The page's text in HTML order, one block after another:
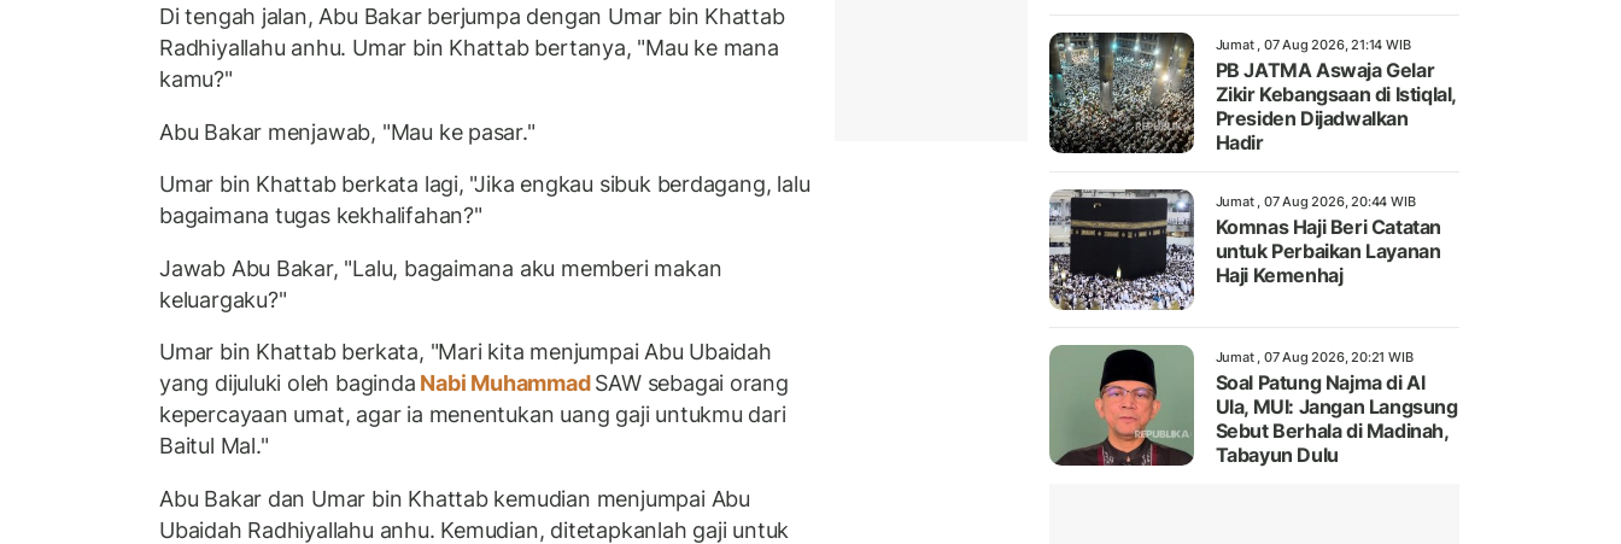
Di tengah jalan, Abu Bakar berjumpa dengan Umar bin Khattab
Radhiyallahu anhu. Umar bin Khattab bertanya, "Mau ke mana
kamu?"
Abu Bakar menjawab, "Mau ke pasar."
Umar bin Khattab berkata lagi, "Jika engkau sibuk berdagang, lalu
bagaimana tugas kekhalifahan?"
Jawab Abu Bakar, "Lalu, bagaimana aku memberi makan
keluargaku?"
Umar bin Khattab berkata, "Mari kita menjumpai Abu Ubaidah
yang dijuluki oleh baginda Nabi MuhammadSAW sebagai orang
kepercayaan umat, agar ia menentukan uang gaji untukmu dari
Baitul Mal."
Abu Bakar dan Umar bin Khattab kemudian menjumpai Abu
Ubaidah Radhiyallahu anhu. Kemudian, ditetapkanlah gaji untuk
Jumat , 07 Aug 2026, 21:14 WIB
PB JATMA Aswaja Gelar
Zikir Kebangsaan di Istiqlal,
Presiden Dijadwalkan
Hadir
Jumat , 07 Aug 2026, 20:44 WIB
Komnas Haji Beri Catatan
untuk Perbaikan Layanan
Haji Kemenhaj
Jumat , 07 Aug 2026, 20:21 WIB
Soal Patung Najma di Al
Ula, MUI: Jangan Langsung
Sebut Berhala di Madinah,
Tabayun Dulu